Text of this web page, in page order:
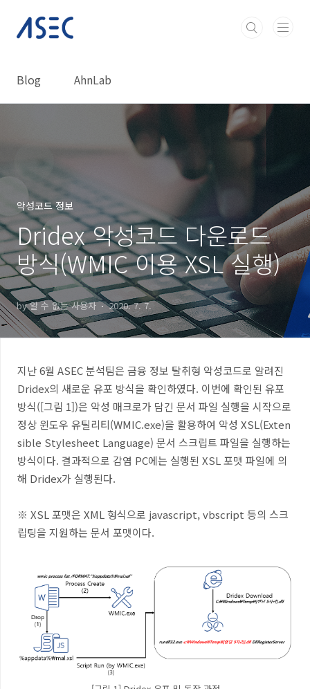
Blog AhnLab
악성코드 정보
Dridex 악성코드 다운로드
방식(WMIC 이용 XSL 실행)
by 알 수 없는 사용자 2020. 7. 7.
지난 6월 ASEC 분석팀은 금융 정보 탈취형 악성코드로 알려진
Dridex의 새로운 유포 방식을 확인하였다. 이번에 확인된 유포
방식([그림 1])은 악성 매크로가 담긴 문서 파일 실행을 시작으로
정상 윈도우 유틸리티(WMIC.exe)을 활용하여 악성 XSL(Exten
sible Stylesheet Language) 문서 스크립트 파일을 실행하는
방식이다. 결과적으로 감염 PC에는 실행된 XSL 포맷 파일에 의
해 Dridex가 실행된다.
※ XSL 포맷은 XML 형식으로 javascript, vbscript 등의 스크
립팅을 지원하는 문서 포맷이다.